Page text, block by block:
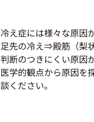
冷え症には様々な原因
足先の冷え⇒殿筋（梨
判断のつきにくい原因
医学的観点から原因を
談ください。